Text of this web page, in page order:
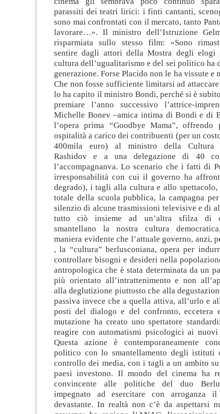
parassiti dei teatri lirici: i finti cantanti,
sono mai confrontati con il mercato, tanto
lavorare…». Il ministro dell’Istruzione
risparmiata sullo stesso film: «Sono
sentire dagli attori della Mostra degli elogi
cultura dell’ugualitarismo e del sei politico ha
generazione. Forse Placido non le ha vissute e
Che non fosse sufficiente limitarsi ad
lo ha capito il ministro Bondi, perché si è
premiare l’anno successivo l’attrice-
Michelle Bonev –amica intima di Bondi e di
l’opera prima “Goodbye Mama”, offrendo
ospitalità a carico dei contribuenti (per un
400mila euro) al ministro della Cultura
Rashidov e a una delegazione di 40
l’accompagnanva. Lo scenario che i fatti di
irresponsabilità con cui il governo ha
degrado), i tagli alla cultura e allo spettacolo,
totale della scuola pubblica, la campagna
silenzio di alcune trasmissioni televisive e di
tutto ciò insieme ad un’altra sfilza di
smantellano la nostra cultura
maniera evidente che l’attuale governo, anzi,
, la “cultura” berlusconiana, opera per
controllare bisogni e desideri nella
antropologica che è stata determinata da un
più orientato all’intrattenimento e non
alla deglutizione piuttosto che alla
passiva invece che a quella attiva, all’urlo e
posti del dialogo e del confronto, eccetera
mutazione ha creato uno spettatore
reagire con automatismi psicologici ai
Questa azione è contemporaneamente
politico con lo smantellamento degli istituti
controllo dei media, con i tagli a un ambito
paesi investono. Il mondo del cinema ha
convincente alle politiche del duo
impegnato ad esercitare con arroganza
devastante. In realtà non c’è da aspettarsi